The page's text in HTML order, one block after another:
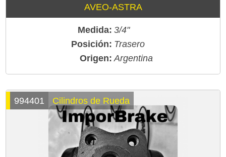
AVEO-ASTRA
Medida: 3/4"
Posición: Trasero
Origen: Argentina
994401 Cilindros de Rueda